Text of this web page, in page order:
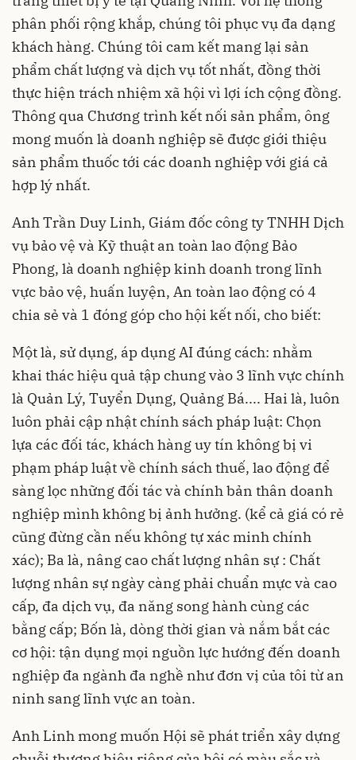
phân phối rộng khắp, chúng tôi phục vụ đa dạng
khách hàng. Chúng tôi cam kết mang lại sản
phẩm chất lượng và dịch vụ tốt nhất, đồng thời
thực hiện trách nhiệm xã hội vì lợi ích cộng đồng.
Thông qua Chương trình kết nối sản phẩm, ông
mong muốn là doanh nghiệp sẽ được giới thiệu
sản phẩm thuốc tới các doanh nghiệp với giá cả
hợp lý nhất.
Anh Trần Duy Linh, Giám đốc công ty TNHH Dịch
vụ bảo vệ và Kỹ thuật an toàn lao động Bảo
Phong, là doanh nghiệp kinh doanh trong lĩnh
vực bảo vệ, huấn luyện, An toàn lao động có 4
chia sẻ và 1 đóng góp cho hội kết nối, cho biết:
Một là, sử dụng, áp dụng AI đúng cách: nhằm
khai thác hiệu quả tập chung vào 3 lĩnh vực chính
là Quản Lý, Tuyển Dụng, Quảng Bá.... Hai là, luôn
luôn phải cập nhật chính sách pháp luật: Chọn
lựa các đối tác, khách hàng uy tín không bị vi
phạm pháp luật về chính sách thuế, lao động để
sàng lọc những đối tác và chính bản thân doanh
nghiệp mình không bị ảnh hưởng. (kể cả giá có rẻ
cũng đừng cần nếu không tự xác minh chính
xác); Ba là, nâng cao chất lượng nhân sự : Chất
lượng nhân sự ngày càng phải chuẩn mực và cao
cấp, đa dịch vụ, đa năng song hành cùng các
bằng cấp; Bốn là, dòng thời gian và nắm bắt các
cơ hội: tận dụng mọi nguồn lực hướng đến doanh
nghiệp đa ngành đa nghề như đơn vị của tôi từ an
ninh sang lĩnh vực an toàn.
Anh Linh mong muốn Hội sẽ phát triển xây dựng